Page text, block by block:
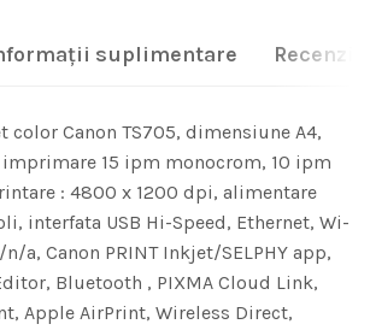
suplimentare Recenzii
Canon TS705, dimensiune A4,
15 ipm monocrom, 10 ipm
: 4800 x 1200 dpi, alimentare
interfata USB Hi-Speed, Ethernet, Wi-
a, Canon PRINT Inkjet/SELPHY app,
Bluetooth , PIXMA Cloud Link,
Apple AirPrint, Wireless Direct,